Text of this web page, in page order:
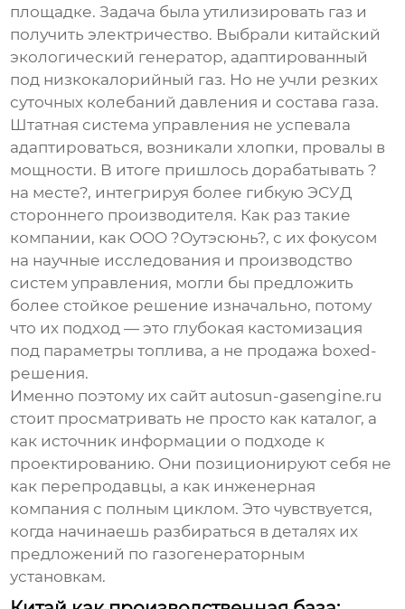
площадке. Задача была утилизировать газ и
получить электричество. Выбрали китайский
экологический генератор, адаптированный
под низкокалорийный газ. Но не учли резких
суточных колебаний давления и состава газа.
Штатная система управления не успевала
адаптироваться, возникали хлопки, провалы в
мощности. В итоге пришлось дорабатывать ?
на месте?, интегрируя более гибкую ЭСУД
стороннего производителя. Как раз такие
компании, как OOO ?Оутэсюнь?, с их фокусом
на научные исследования и производство
систем управления, могли бы предложить
более стойкое решение изначально, потому
что их подход — это глубокая кастомизация
под параметры топлива, а не продажа boxed-
решения.
Именно поэтому их сайт autosun-gasengine.ru
стоит просматривать не просто как каталог, а
как источник информации о подходе к
проектированию. Они позиционируют себя не
как перепродавцы, а как инженерная
компания с полным циклом. Это чувствуется,
когда начинаешь разбираться в деталях их
предложений по газогенераторным
установкам.